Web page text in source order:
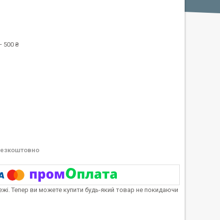
500 ₴
Тепер ви можете купити будь-який товар не покидаючи